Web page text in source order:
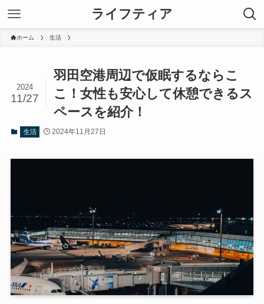
ライフティア
ホーム 生活
羽田空港周辺で仮眠するならこ
こ！女性も安心して休憩できるス
ペースを紹介！
2024
11/27
生活 2024年11月27日